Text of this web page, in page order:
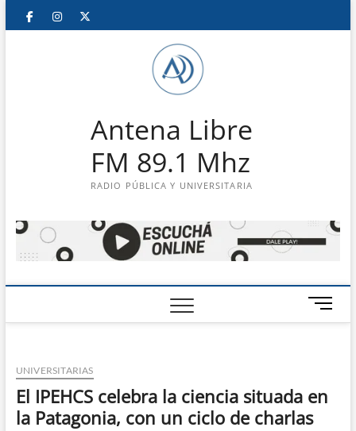
Saltar
FacebookInstagram
Antena Libre
FM 89.1 Mhz
RADIO PÚBLICA Y UNIVERSITARIA
B
o
d
e
UNIVERSITARIAS
El IPEHCS celebra la ciencia situada en
la Patagonia, con un ciclo de charlas